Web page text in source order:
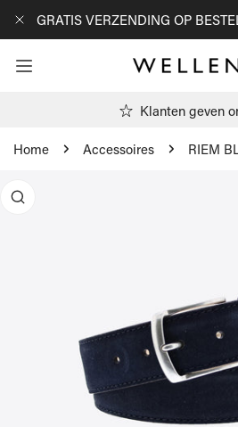
NAAR ARTIKEL
GRATIS VERZENDING OP
Klanten geven
Home Accessoires RIEM